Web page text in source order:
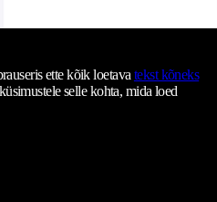
ette kõik loetava tekst kõneks
selle kohta, mida loed